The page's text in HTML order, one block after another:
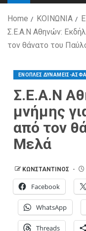
Home ΚΟΙΝΩΝΙΑ
Σ.Ε.Α.Ν Αθηνών:
τον θάνατο του
ΕΝΟΠΛΕΣ ΔΥΝΑΜΕΙΣ-
Σ.Ε.Α.Ν
μνήμης
από τον
Μελά
ΚΩΝΣΤΑΝΤΙΝΟΣ
Facebook
WhatsApp
Threads